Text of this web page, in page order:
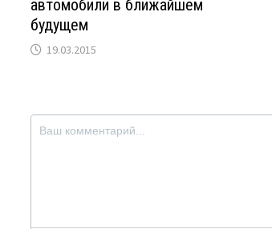
автомобили в ближайшем
будущем
19.03.2015